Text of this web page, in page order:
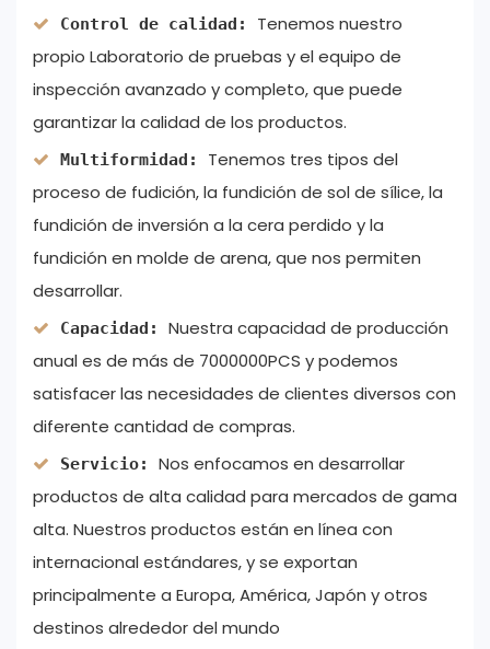
Control de calidad: Tenemos nuestro
propio Laboratorio de pruebas y el equipo de
inspección avanzado y completo, que puede
garantizar la calidad de los productos.
Multiformidad: Tenemos tres tipos del
proceso de fudición, la fundición de sol de sílice, la
fundición de inversión a la cera perdido y la
fundición en molde de arena, que nos permiten
desarrollar.
Capacidad: Nuestra capacidad de producción
anual es de más de 7000000PCS y podemos
satisfacer las necesidades de clientes diversos con
diferente cantidad de compras.
Servicio: Nos enfocamos en desarrollar
productos de alta calidad para mercados de gama
alta. Nuestros productos están en línea con
internacional estándares, y se exportan
principalmente a Europa, América, Japón y otros
destinos alrededor del mundo